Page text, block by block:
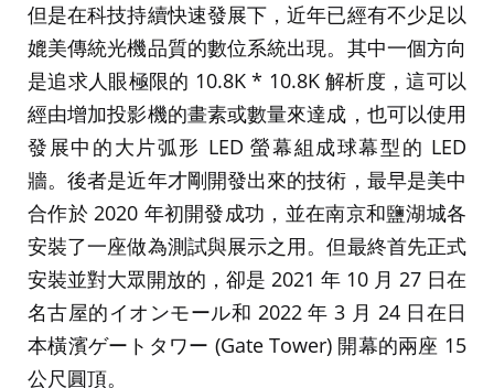
但是在科技持續快速發展下，近年已經有不少足以
媲美傳統光機品質的數位系統出現。其中一個方向
是追求人眼極限的 10.8K * 10.8K 解析度，這可以
經由增加投影機的畫素或數量來達成，也可以使用
發展中的大片弧形 LED 螢幕組成球幕型的 LED
牆。後者是近年才剛開發出來的技術，最早是美中
合作於 2020 年初開發成功，並在南京和鹽湖城各
安裝了一座做為測試與展示之用。但最終首先正式
安裝並對大眾開放的，卻是 2021 年 10 月 27 日在
名古屋的イオンモール和 2022 年 3 月 24 日在日
本橫濱ゲートタワー (Gate Tower) 開幕的兩座 15
公尺圓頂。